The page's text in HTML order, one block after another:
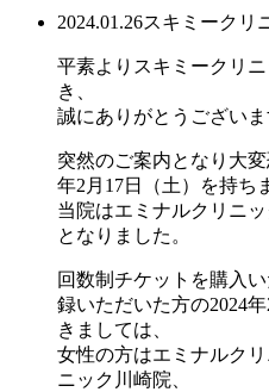
2024.01.26スキミークリ
平素よりスキミークリ
き、
誠にありがとうございま
突然のご案内となり大
年2月17日（土）を持ち
当院はエミナルクリニ
となりました。
回数制チケットを購入
録いただいた方の2024
きましては、
女性の方はエミナルク
ニック川崎院、